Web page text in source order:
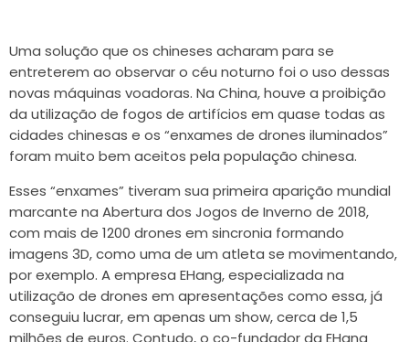
Uma solução que os chineses acharam para se
entreterem ao observar o céu noturno foi o uso dessas
novas máquinas voadoras. Na China, houve a proibição
da utilização de fogos de artifícios em quase todas as
cidades chinesas e os “enxames de drones iluminados”
foram muito bem aceitos pela população chinesa.
Esses “enxames” tiveram sua primeira aparição mundial
marcante na Abertura dos Jogos de Inverno de 2018,
com mais de 1200 drones em sincronia formando
imagens 3D, como uma de um atleta se movimentando,
por exemplo. A empresa EHang, especializada na
utilização de drones em apresentações como essa, já
conseguiu lucrar, em apenas um show, cerca de 1,5
milhões de euros. Contudo, o co-fundador da EHang